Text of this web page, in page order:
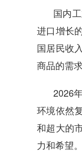
国内
进口增长
国居民收
商品的需
2026
环境依然
和超大的
力和希望